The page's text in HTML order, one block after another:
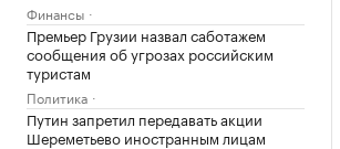
Финансы
Премьер Грузии назвал саботажем
сообщения об угрозах российским
туристам
Политика
Путин запретил передавать акции
Шереметьево иностранным лицам